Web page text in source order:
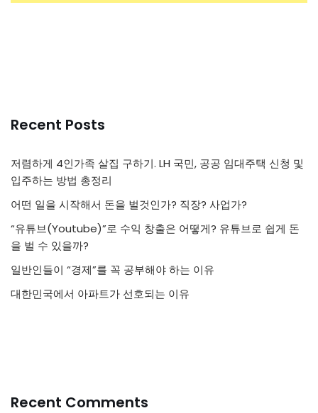
Recent Posts
저렴하게 4인가족 살집 구하기. LH 국민, 공공 임대주택 신청 및
입주하는 방법 총정리
어떤 일을 시작해서 돈을 벌것인가? 직장? 사업가?
“유튜브(Youtube)”로 수익 창출은 어떻게? 유튜브로 쉽게 돈
을 벌 수 있을까?
일반인들이 “경제”를 꼭 공부해야 하는 이유
대한민국에서 아파트가 선호되는 이유
Recent Comments